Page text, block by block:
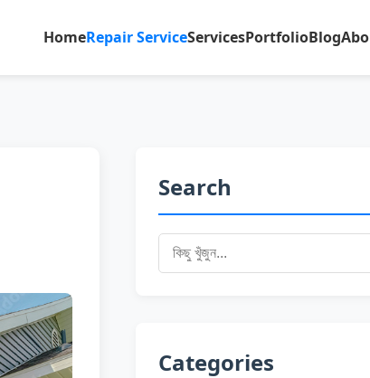
HomeRepair ServiceServicesPortfolioBlog
Search
Categories